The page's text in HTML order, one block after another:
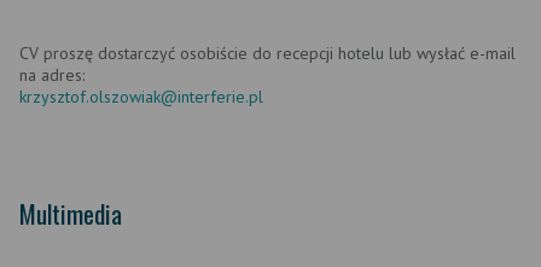
CV proszę dostarczyć osobiście do recepcji hotelu lub wysłać e-mail
na adres:
krzysztof.olszowiak@interferie.pl
Multimedia